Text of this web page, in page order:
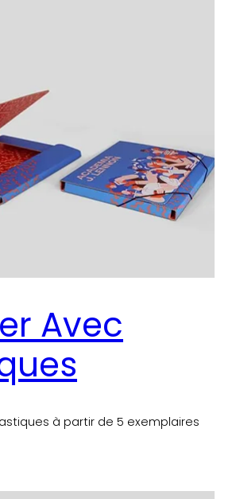
Avec
à partir de 5 exemplaires